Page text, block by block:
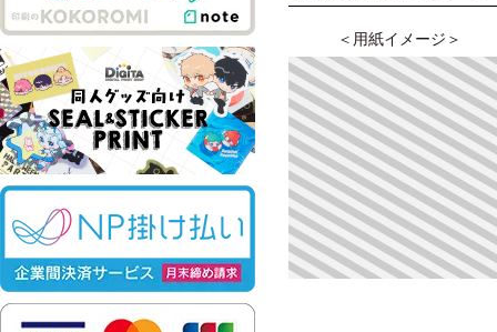
＜用紙イメージ＞